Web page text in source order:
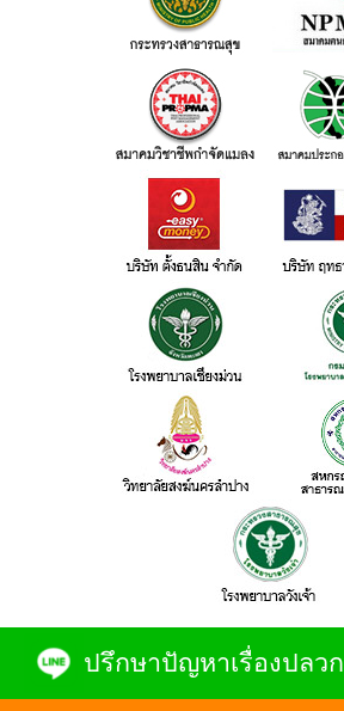
ปรึกษาปัญหาเรื่องปลวก